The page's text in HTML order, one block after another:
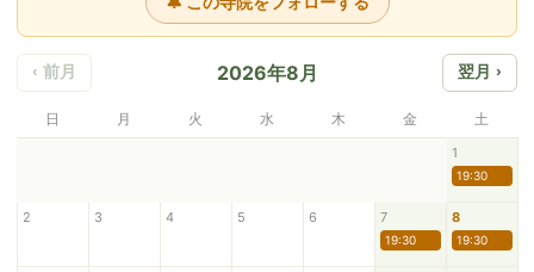
‹ 前月 2026年8月 翌月 ›
日 月 火 水 木 金 土
1
19:30
2 3 4 5 6 7
19:30
8
19:30